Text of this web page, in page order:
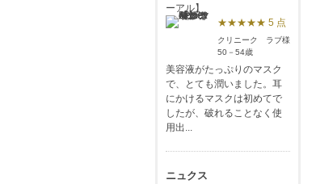
ーアル】
★★★★★ 5 点
クリニーク ラブ様
50－54歳
美容液がたっぷりのマスク
で、とても潤いました。耳
にかけるマスクは初めてで
したが、破れることなく使
用出...
ニュクス